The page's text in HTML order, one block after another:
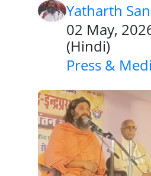
Yatharth
02 May,
(Hindi)
Press &